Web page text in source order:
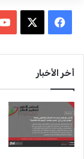
س
و
ك
أخر الأخبار